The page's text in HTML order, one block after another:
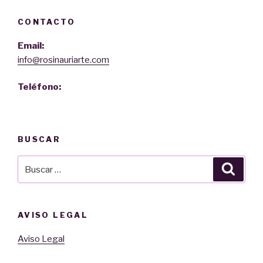
CONTACTO
Email:
info@rosinauriarte.com
Teléfono:
BUSCAR
AVISO LEGAL
Aviso Legal